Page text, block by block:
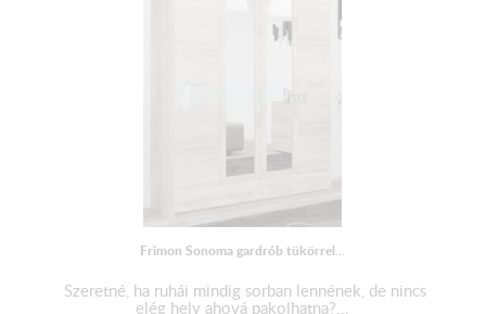
Frimon Sonoma gardrób tükörrel...
Szeretné, ha ruhái mindig sorban lennének, de nincs
elég hely ahová pakolhatna?...